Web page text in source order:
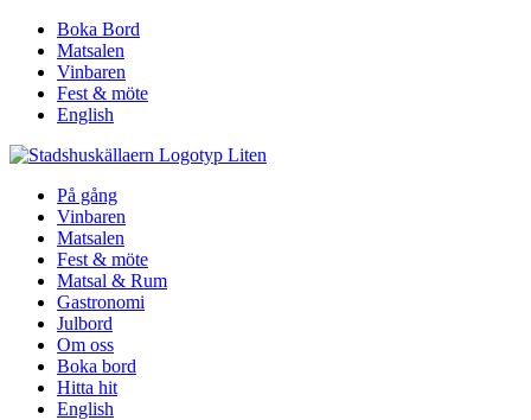
Boka Bord
Matsalen
Vinbaren
Fest & möte
English
På gång
Vinbaren
Matsalen
Fest & möte
Matsal & Rum
Gastronomi
Julbord
Om oss
Boka bord
Hitta hit
English